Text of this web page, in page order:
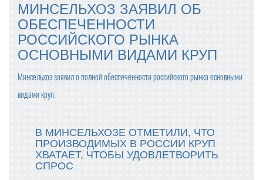
МИНСЕЛЬХОЗ ЗАЯВИЛ ОБ
ОБЕСПЕЧЕННОСТИ
РОССИЙСКОГО РЫНКА
ОСНОВНЫМИ ВИДАМИ КРУП
Минсельхоз заявил о полной обеспеченности российского рынка основными
видами круп.
В МИНСЕЛЬХОЗЕ ОТМЕТИЛИ, ЧТО
ПРОИЗВОДИМЫХ В РОССИИ КРУП
ХВАТАЕТ, ЧТОБЫ УДОВЛЕТВОРИТЬ
СПРОС